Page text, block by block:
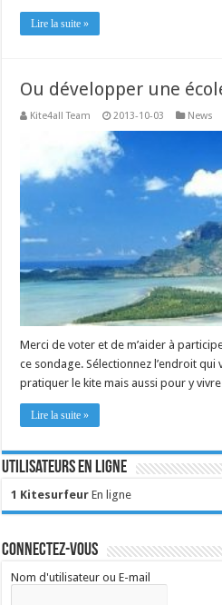
Lire la suite »
Ou développer une
Kite4all Team 2013-10-03 News
Merci de voter et de m’aider à
ce sondage. Sélectionnez l’endroit
pratiquer le kite mais aussi pour y
Lire la suite »
Utilisateurs en ligne
1 Kitesurfeur En ligne
Connectez-vous
Nom d'utilisateur ou E-mail